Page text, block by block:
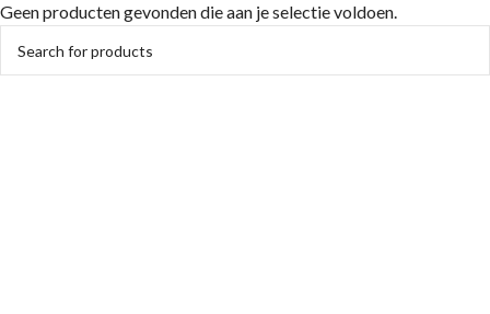
Geen producten gevonden die aan je selectie voldoen.